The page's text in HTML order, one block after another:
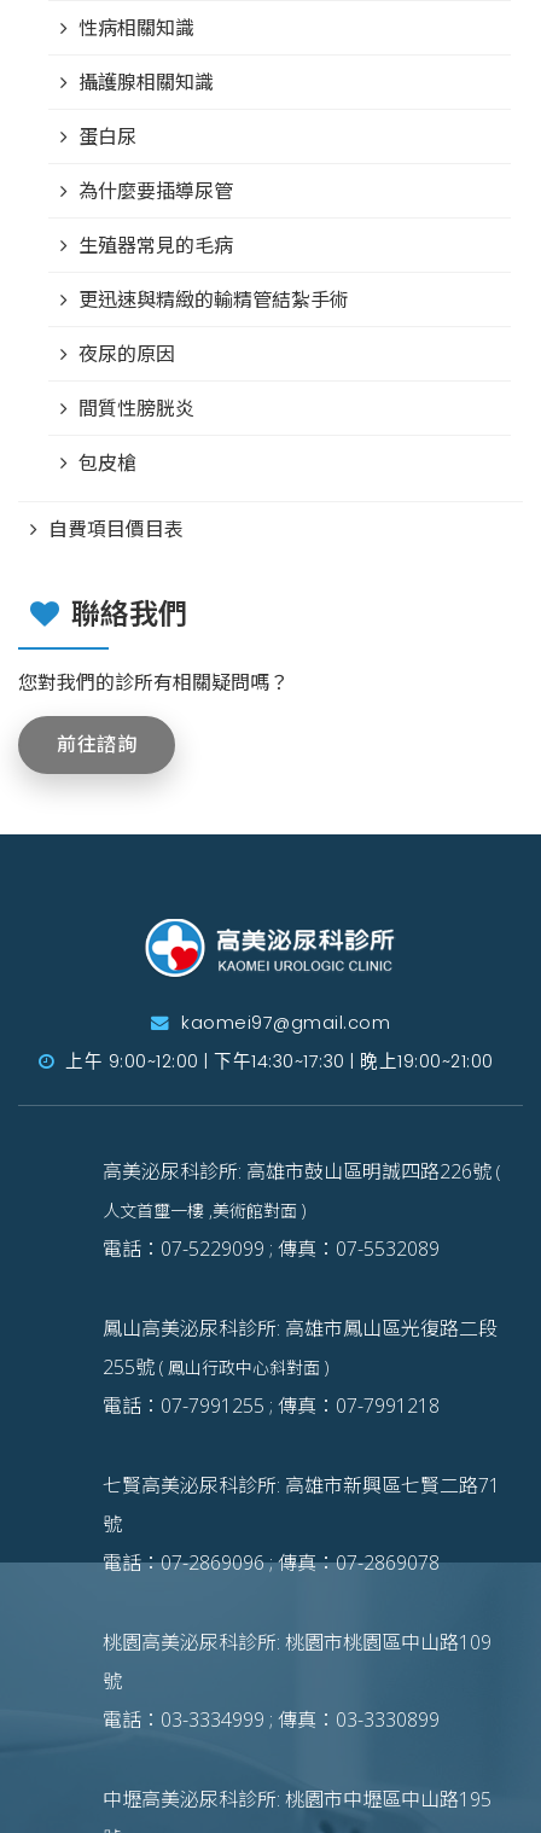
性病相關知識
攝護腺相關知識
蛋白尿
為什麼要插導尿管
生殖器常見的毛病
更迅速與精緻的輸精管結紮手術
夜尿的原因
間質性膀胱炎
包皮槍
自費項目價目表
聯絡我們
您對我們的診所有相關疑問嗎？
前往諮詢
kaomei97@gmail.com
上午 9:00~12:00 | 下午14:30~17:30 | 晚上19:00~21:00
高美泌尿科診所: 高雄市鼓山區明誠四路226號 (
人文首璽一樓 ,美術館對面 )
電話：07-5229099 ; 傳真：07-5532089
鳳山高美泌尿科診所: 高雄市鳳山區光復路二段
255號 ( 鳳山行政中心斜對面 )
電話：07-7991255 ; 傳真：07-7991218
七賢高美泌尿科診所: 高雄市新興區七賢二路71
號
電話：07-2869096 ; 傳真：07-2869078
桃園高美泌尿科診所: 桃園市桃園區中山路109
號
電話：03-3334999 ; 傳真：03-3330899
中壢高美泌尿科診所: 桃園市中壢區中山路195